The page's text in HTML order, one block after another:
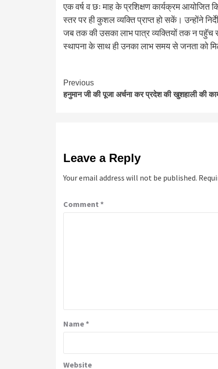
एक वर्ष व छः माह के प्रशिक्षण कार्यक्रम आयोजित
स्तर पर ही कुशल व्यक्ति प्राप्त हो सकें। उन्होंने
जब तक की उसका लाभ पात्र व्यक्तियों तक न पहुॅच
स्थापना के साथ ही उनका लाभ समय से जनता को
Continue
Reading
Previous
हनुमान जी की पूजा अर्चना कर प्रदेश की खुशहाली की
Leave a Reply
Your email address will not be published.
Comment *
Name*
Website